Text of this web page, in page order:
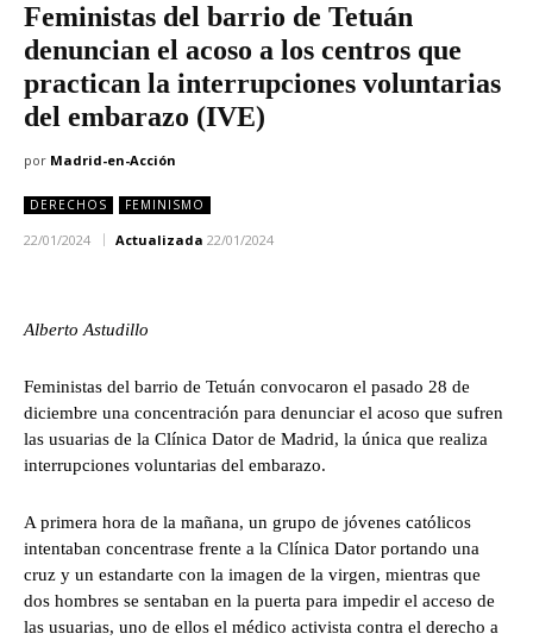
Feministas del barrio de Tetuán
denuncian el acoso a los centros que
practican la interrupciones voluntarias
del embarazo (IVE)
por Madrid-en-Acción
DERECHOS FEMINISMO
22/01/2024 Actualizada 22/01/2024
Alberto Astudillo
Feministas del barrio de Tetuán convocaron el pasado 28 de
diciembre una concentración para denunciar el acoso que sufren
las usuarias de la Clínica Dator de Madrid, la única que realiza
interrupciones voluntarias del embarazo.
A primera hora de la mañana, un grupo de jóvenes católicos
intentaban concentrase frente a la Clínica Dator portando una
cruz y un estandarte con la imagen de la virgen, mientras que
dos hombres se sentaban en la puerta para impedir el acceso de
las usuarias, uno de ellos el médico activista contra el derecho a